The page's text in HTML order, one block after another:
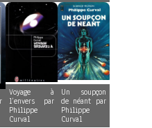
Voyage à
l’envers par
Philippe
Curval
Un soupçon
de néant par
Philippe
Curval